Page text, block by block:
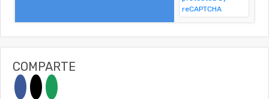
COMPARTE